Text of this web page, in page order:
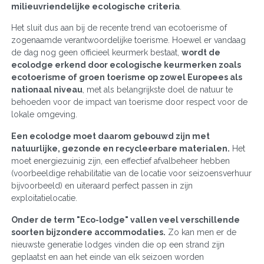
milieuvriendelijke ecologische criteria
Het sluit dus aan bij de recente trend van ecotoerisme of
zogenaamde verantwoordelijke toerisme. Hoewel er vandaag
de dag nog geen officieel keurmerk bestaat, wordt de
ecolodge erkend door ecologische keurmerken zoals
ecotoerisme of groen toerisme op zowel Europees als
nationaal niveau, met als belangrijkste doel de natuur te
behoeden voor de impact van toerisme door respect voor de
lokale omgeving.
Een ecolodge moet daarom gebouwd zijn met
natuurlijke, gezonde en recycleerbare materialen. Het
moet energiezuinig zijn, een effectief afvalbeheer hebben
(voorbeeldige rehabilitatie van de locatie voor seizoensverhuur
bijvoorbeeld) en uiteraard perfect passen in zijn
exploitatielocatie.
Onder de term "Eco-lodge" vallen veel verschillende
soorten bijzondere accommodaties. Zo kan men er de
nieuwste generatie lodges vinden die op een strand zijn
geplaatst en aan het einde van elk seizoen worden